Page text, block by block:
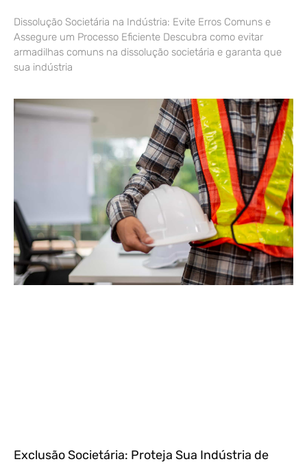
Dissolução Societária na Indústria: Evite Erros Comuns e
Assegure um Processo Eficiente Descubra como evitar
armadilhas comuns na dissolução societária e garanta que
sua indústria
Exclusão Societária: Proteja Sua Indústria de